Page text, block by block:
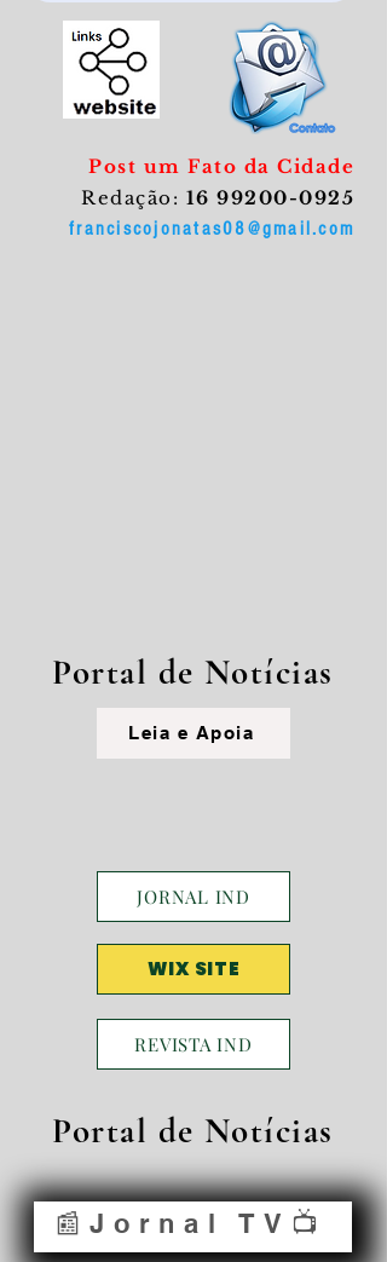
Post um Fato da Cidade
Redação: 16 99200-0925
franciscojonatas08@gmail.com
Portal de Notícias
Leia e Apoia
JORNAL IND
WIX SITE
REVISTA IND
Portal de Notícias
📰Jornal TV📺